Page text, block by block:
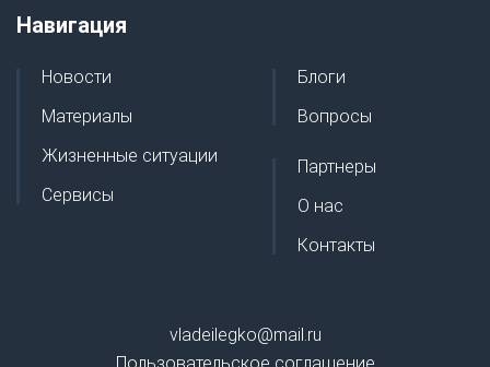
Навигация
Новости
Материалы
Жизненные ситуации
Сервисы
Блоги
Вопросы
Партнеры
О нас
Контакты
vladeilegko@mail.ru